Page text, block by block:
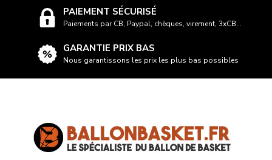
PAIEMENT SÉCURISÉ
Paiements par CB, Paypal, chèques, virement, 3xCB...
GARANTIE PRIX BAS
Nous garantissons les prix les plus bas possibles